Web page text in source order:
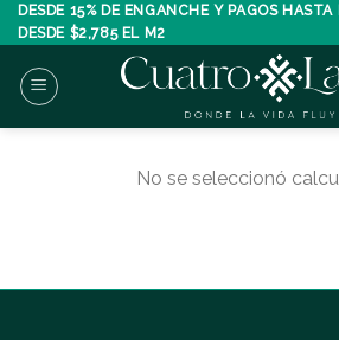
Skip
to
content
DESDE 15% DE ENGANCHE Y PAGOS
DESDE $2,785 EL M2
No se seleccionó